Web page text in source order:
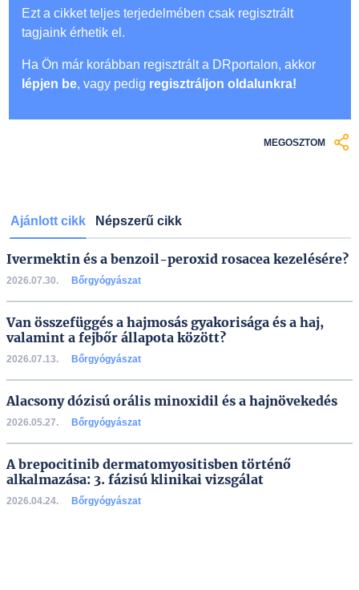
Ezt a cikket teljes terjedelmében csak regisztrált
tagjaink érhetik el.
Ha Ön már korábban regisztrált a DRportalon, akkor
lépjen be, vagy pedig regisztráljon oldalunkra!
MEGOSZTOM
Ajánlott cikk Népszerű cikk
Ivermektin és a benzoil-peroxid rosacea kezelésére?
2026.07.30. Bőrgyógyászat
Van összefüggés a hajmosás gyakorisága és a haj,
valamint a fejbőr állapota között?
2026.07.13. Bőrgyógyászat
Alacsony dózisú orális minoxidil és a hajnövekedés
2026.05.27. Bőrgyógyászat
A brepocitinib dermatomyositisben történő
alkalmazása: 3. fázisú klinikai vizsgálat
2026.04.24. Bőrgyógyászat